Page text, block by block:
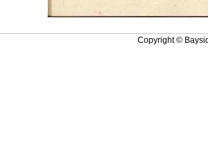
Copyright ©